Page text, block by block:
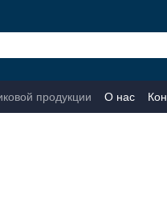
продукции О нас